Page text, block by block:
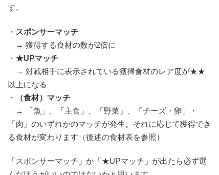
す。
・ スポンサーマッチ
→ 獲得する食材の数が2倍に
・ ★UPマッチ
→ 対戦相手に表示されている獲得食材のレア度が★★
以上になる
・
（食材）マッチ
→ 「魚」、「主食」、「野菜」、「チーズ・卵」・
「肉」のいずれかのマッチが発生。それに応じて獲得でき
る食材が変わります（後述の食材表を参照）
「スポンサーマッチ」か「★UPマッチ」が出たら必ず選